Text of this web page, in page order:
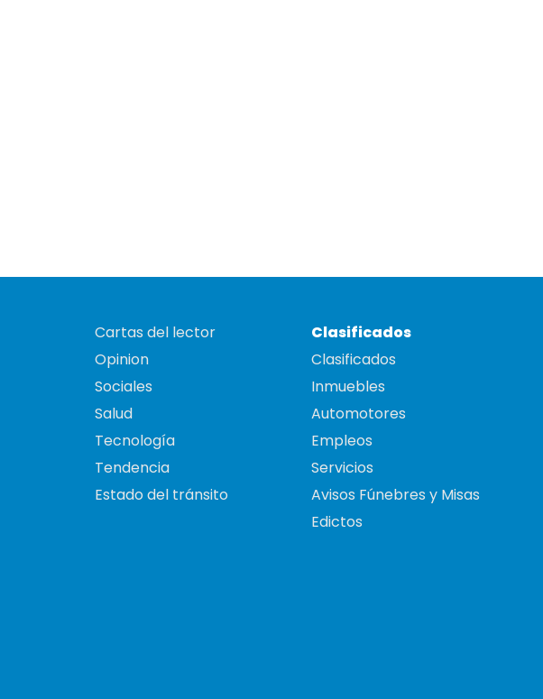
Cartas del lector
Opinion
Sociales
Salud
Tecnología
Tendencia
Estado del tránsito
Clasificados
Clasificados
Inmuebles
Automotores
Empleos
Servicios
Avisos Fúnebres y Misas
Edictos